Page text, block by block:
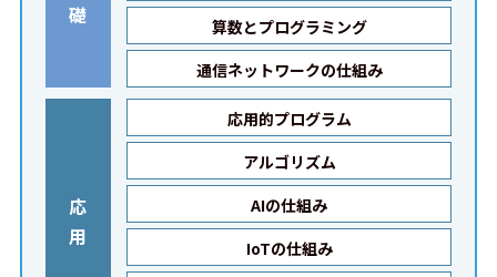
礎
算数とプログラミング
通信ネットワークの仕組み
応
用
応用的プログラム
アルゴリズム
AIの仕組み
IoTの仕組み